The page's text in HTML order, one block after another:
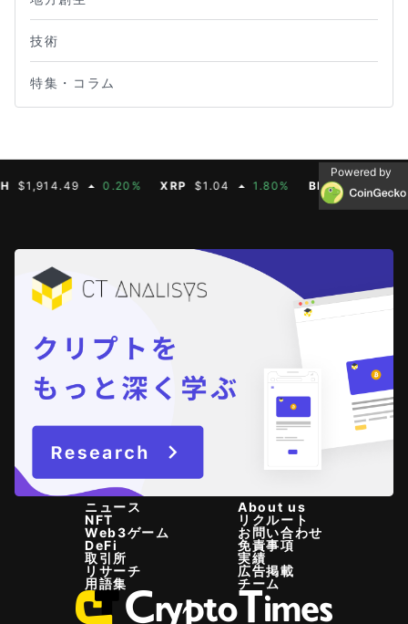
技術
特集・コラム
0.20% XRP $1.04 1.80% BNB $603.21
Powered by
ニュース
NFT
Web3ゲーム
DeFi
取引所
リサーチ
用語集
About us
リクルート
お問い合わせ
免責事項
実績
広告掲載
チーム